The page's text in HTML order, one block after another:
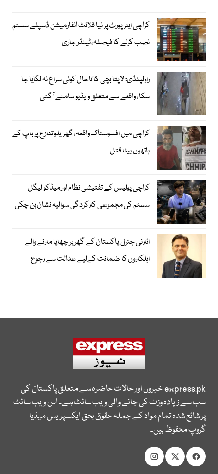
کراچی ایئرپورٹ پر نیا فلائٹ انفارمیشن ڈسپلے سسٹم
نصب کرنے کا فیصلہ، ٹینڈر جاری
راولپنڈی؛ لاپتا بچی کا تاحال کوئی سراغ نہ لگایا جا
سکا، واقعے سے متعلق ویڈیو سامنے آگئی
کراچی میں افسوسناک واقعہ، گھریلو تنازع پر باپ کے
ہاتھوں بیٹا قتل
کراچی پولیس کے تفتیشی نظام اور میڈکو لیگل
سسٹم کی مجموعی کارکردگی سوالیہ نشان بن چکی
اٹارنی جنرل پاکستان کے گھر پر چھاپا مارنے والے
اہلکاروں کا ضمانت کےلیے عدالت سے رجوع
express.pkخبروں اور حالات حاضرہ سے متعلق پاکستان کی
سب سے زیادہ وزٹ کی جانے والی ویب سائٹ ہے۔ اس ویب سائٹ
پر شائع شدہ تمام مواد کے جملہ حقوق بحق ایکسپریس میڈیا
گروپ محفوظ ہیں۔